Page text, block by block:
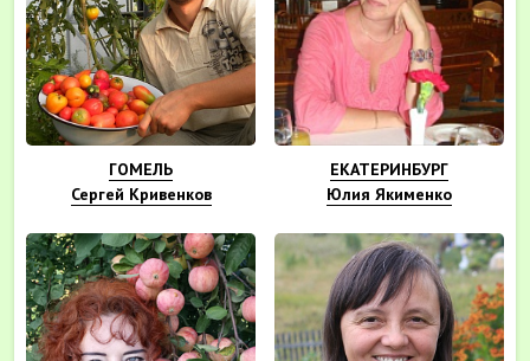
ГОМЕЛЬ
Сергей Кривенков
ЕКАТЕРИНБУРГ
Юлия Якименко